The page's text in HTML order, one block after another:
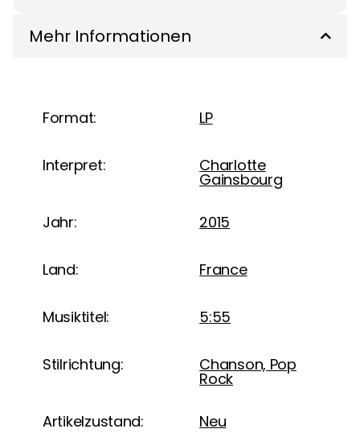
Mehr Informationen
Format: LP
Interpret: Charlotte
Gainsbourg
Jahr: 2015
Land: France
Musiktitel: 5:55
Stilrichtung: Chanson, Pop
Rock
Artikelzustand: Neu